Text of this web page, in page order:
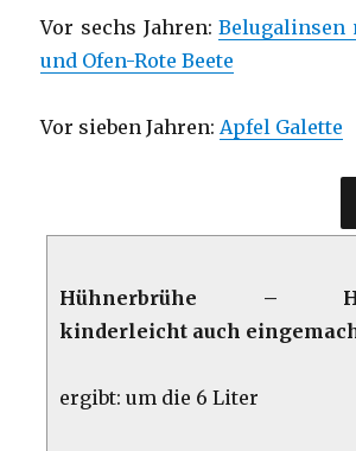
Vor sechs Jahren:Belugalinsen
und Ofen-Rote Beete
Vor sieben Jahren:Apfel Galette
Hühnerbrühe –
kinderleicht auch
ergibt: um die 6 Liter